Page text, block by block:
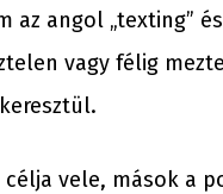
az angol „texting”
vagy félig
vele, mások a